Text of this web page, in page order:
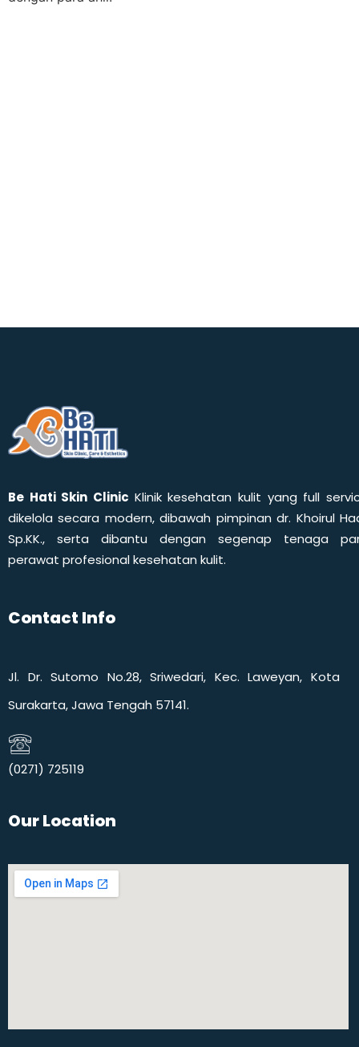
Be Hati Skin Clinic Klinik kesehatan kulit yang full
dikelola secara modern, dibawah pimpinan dr. Khoirul
Sp.KK., serta dibantu dengan segenap tenaga
perawat profesional kesehatan kulit.
Contact Info
Jl. Dr. Sutomo No.28, Sriwedari, Kec. Laweyan, Kota
Surakarta, Jawa Tengah 57141.
(0271) 725119​
Our Location